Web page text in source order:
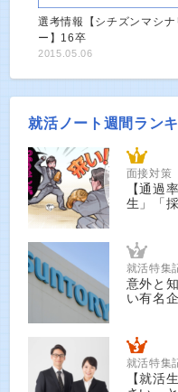
選考情報【シチズンマシナ
ー】16卒
2015.05.06
就活ノート週間ラン
面接対策
【通過
生」「
就活特集
意外と
い有名
就活特集
【就活